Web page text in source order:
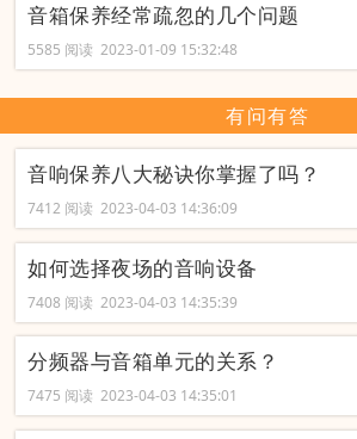
音箱保养经常疏忽的几个问题
5585 阅读 2023-01-09 15:32:48
有问有答
音响保养八大秘诀你掌握了吗？
7412 阅读 2023-04-03 14:36:09
如何选择夜场的音响设备
7408 阅读 2023-04-03 14:35:39
分频器与音箱单元的关系？
7475 阅读 2023-04-03 14:35:01